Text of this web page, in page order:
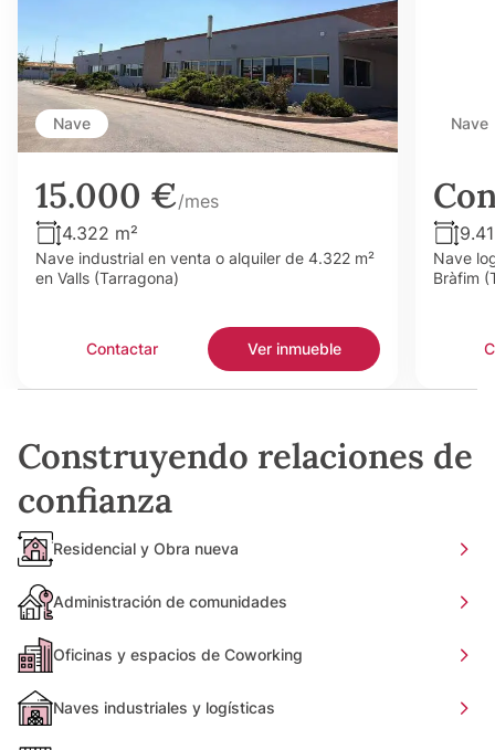
Nave
15.000 €/mes
4.322 m²
Nave industrial en venta o alquiler de 4.322 m²
en Valls (Tarragona)
Contactar Ver inmueble
Nave
Nave
Bràfim
Construyendo relaciones de
confianza
Residencial y Obra nueva
Administración de comunidades
Oficinas y espacios de Coworking
Naves industriales y logísticas